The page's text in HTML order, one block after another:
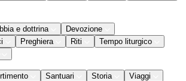
e dottrina
Devozione
Preghiera Riti
Tempo liturgico
Santuari Storia Viaggi